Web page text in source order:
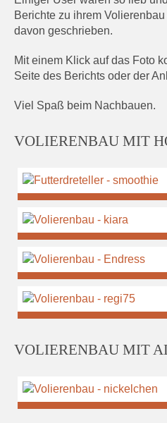
Berichte zu ihrem
davon geschrieben.
Mit einem Klick auf das Foto
Seite des Berichts oder der
Viel Spaß beim Nachbauen.
VOLIERENBAU MIT
VOLIERENBAU MIT